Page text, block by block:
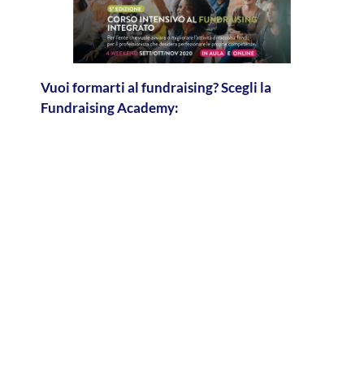
Vuoi formarti al fundraising? Scegli la
Fundraising Academy: